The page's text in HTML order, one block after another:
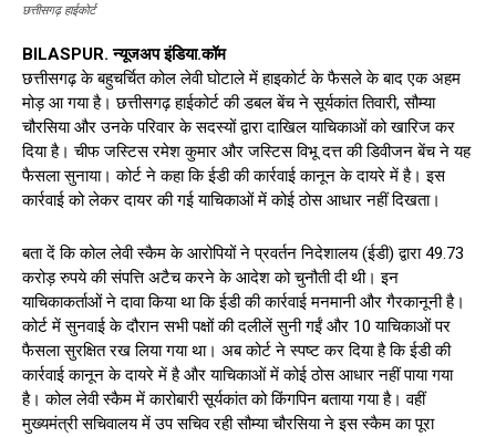
छत्तीसगढ़ हाईकोर्ट
BILASPUR. न्यूजअप इंडिया.कॉम
छत्तीसगढ़ के बहुचर्चित कोल लेवी घोटाले में हाइकोर्ट के फैसले के बाद एक अहम
मोड़ आ गया है। छत्तीसगढ़ हाईकोर्ट की डबल बेंच ने सूर्यकांत तिवारी, सौम्या
चौरसिया और उनके परिवार के सदस्यों द्वारा दाखिल याचिकाओं को खारिज कर
दिया है। चीफ जस्टिस रमेश कुमार और जस्टिस विभू दत्त की डिवीजन बेंच ने यह
फैसला सुनाया। कोर्ट ने कहा कि ईडी की कार्रवाई कानून के दायरे में है। इस
कार्रवाई को लेकर दायर की गई याचिकाओं में कोई ठोस आधार नहीं दिखता।
बता दें कि कोल लेवी स्कैम के आरोपियों ने प्रवर्तन निदेशालय (ईडी) द्वारा 49.73
करोड़ रुपये की संपत्ति अटैच करने के आदेश को चुनौती दी थी। इन
याचिकाकर्ताओं ने दावा किया था कि ईडी की कार्रवाई मनमानी और गैरकानूनी है।
कोर्ट में सुनवाई के दौरान सभी पक्षों की दलीलें सुनी गईं और 10 याचिकाओं पर
फैसला सुरक्षित रख लिया गया था। अब कोर्ट ने स्पष्ट कर दिया है कि ईडी की
कार्रवाई कानून के दायरे में है और याचिकाओं में कोई ठोस आधार नहीं पाया गया
है। कोल लेवी स्कैम में कारोबारी सूर्यकांत को किंगपिन बताया गया है। वहीं
मुख्यमंत्री सचिवालय में उप सचिव रही सौम्या चौरसिया ने इस स्कैम का पूरा